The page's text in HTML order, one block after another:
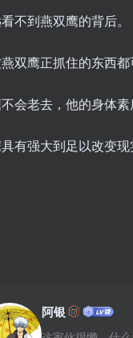
不到燕双鹰的背后。
双鹰正抓住的东西都
会老去，他的身体素
有强大到足以改变
阿银